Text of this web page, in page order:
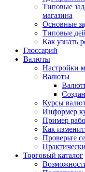
Типовые
магазина
Основные
Типовые
Как узнать
Глоссарий
Валюты
Настройки
Валюты
Курсы
Информер
Пример
Как
Проверьте
Торговый каталог